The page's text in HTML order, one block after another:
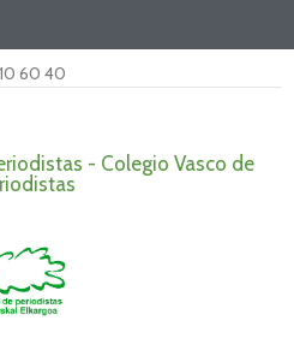
60 40
- Colegio Vasco de